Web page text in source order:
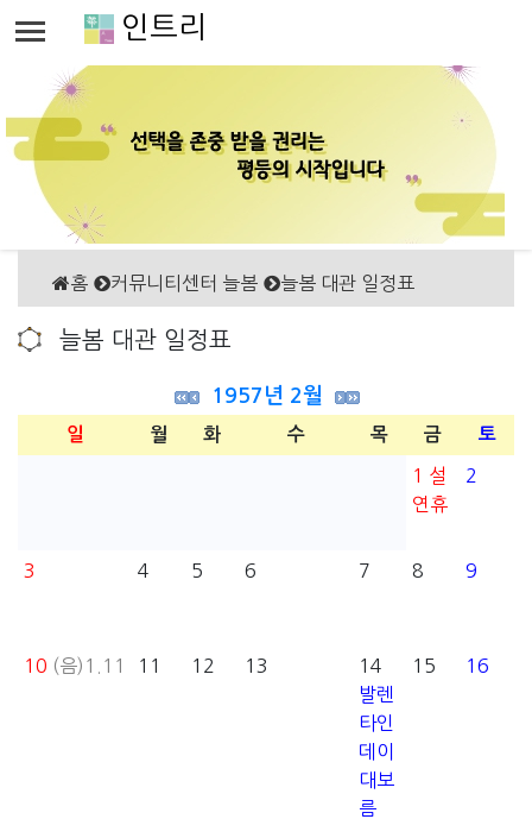
인트리
홈 커뮤니티센터 늘봄 늘봄 대관 일정표
늘봄 대관 일정표
1957년 2월
일 월 화 수 목 금 토
1
설
연휴
2
3 4 5 6 7 8 9
10 (음)1.11 11 12 13
14
발렌
타인
데이
대보
름
15 16